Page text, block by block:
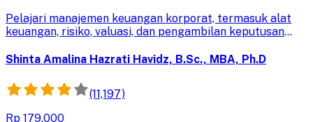
Pelajari manajemen keuangan korporat, termasuk alat
keuangan, risiko, valuasi, dan pengambilan keputusan
keputusan finansial untuk memaksimalkan kekayaan
Shinta Amalina Hazrati Havidz, B.Sc., MBA, Ph.D
(11,197)
Rp 179.000